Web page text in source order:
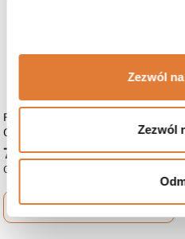
Zezwól
Zezwól
Regał Młodzieżowy YOGI 07 Dąb
Olejowy, Zielony, Szary
729 zł
Czas dostawy: 15 dni roboczych
shopping_cartZobacz więcej